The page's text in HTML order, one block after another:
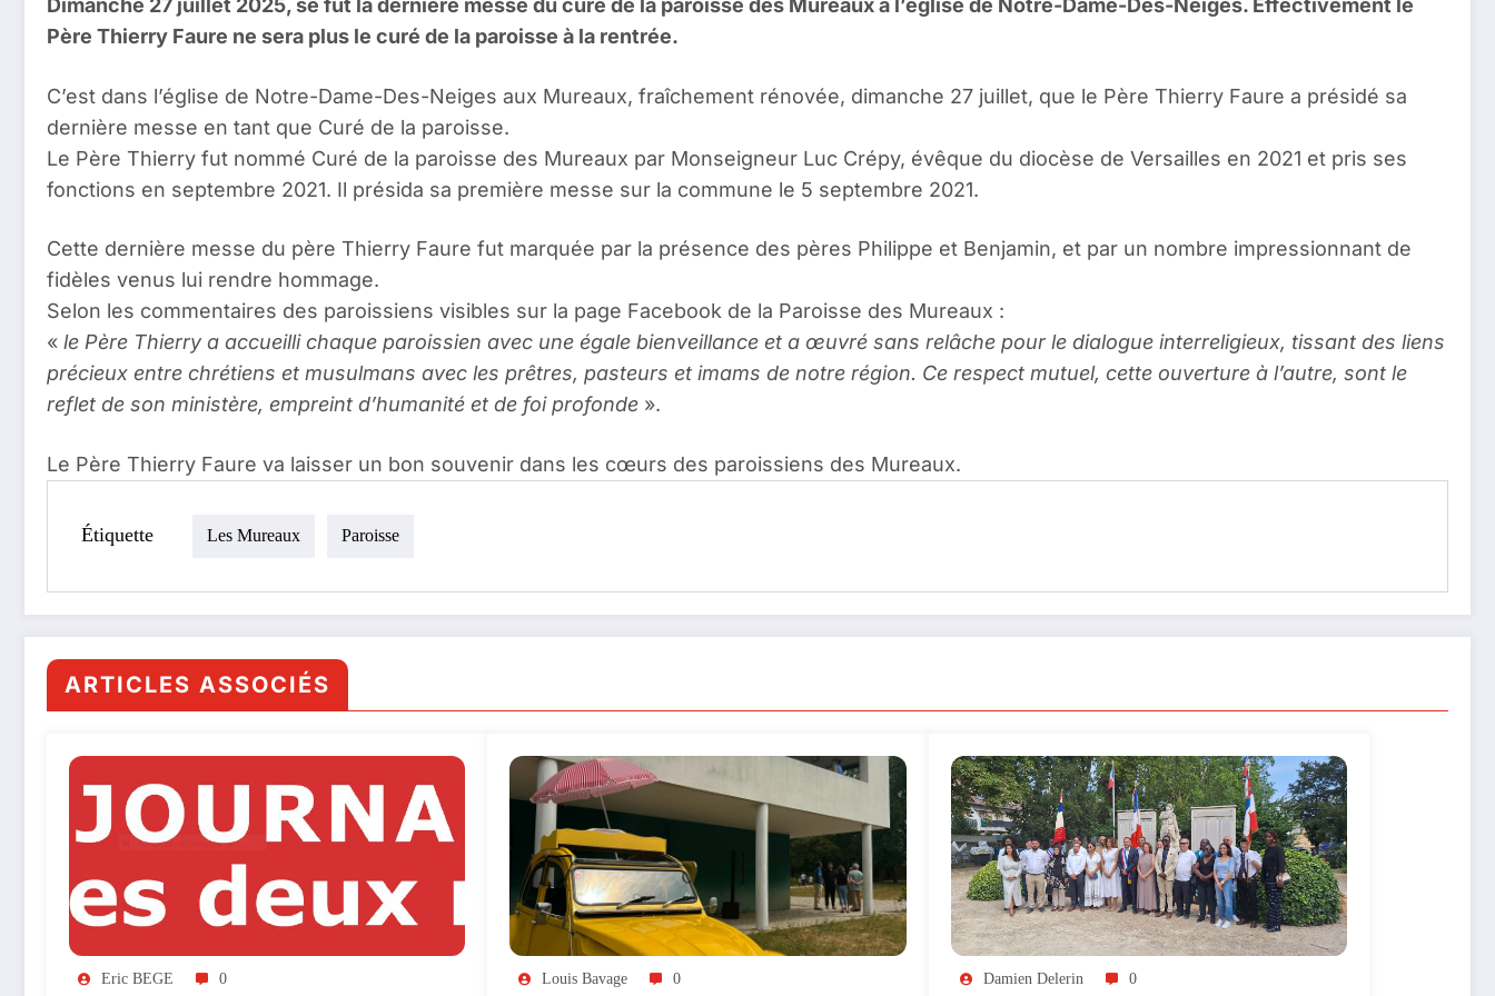
Dimanche 27 juillet 2025, se fut la dernière messe du curé de la paroisse des Mureaux à l’église de Notre-Dame-Des-Neiges. Effectivement le
Père Thierry Faure ne sera plus le curé de la paroisse à la rentrée.
C’est dans l’église de Notre-Dame-Des-Neiges aux Mureaux, fraîchement rénovée, dimanche 27 juillet, que le Père Thierry Faure a présidé sa
dernière messe en tant que Curé de la paroisse.
Le Père Thierry fut nommé Curé de la paroisse des Mureaux par Monseigneur Luc Crépy, évêque du diocèse de Versailles en 2021 et pris ses
fonctions en septembre 2021. Il présida sa première messe sur la commune le 5 septembre 2021.
Cette dernière messe du père Thierry Faure fut marquée par la présence des pères Philippe et Benjamin, et par un nombre impressionnant de
fidèles venus lui rendre hommage.
Selon les commentaires des paroissiens visibles sur la page Facebook de la Paroisse des Mureaux :
« le Père Thierry a accueilli chaque paroissien avec une égale bienveillance et a œuvré sans relâche pour le dialogue interreligieux, tissant des liens
précieux entre chrétiens et musulmans avec les prêtres, pasteurs et imams de notre région. Ce respect mutuel, cette ouverture à l’autre, sont le
reflet de son ministère, empreint d’humanité et de foi profonde ».
Le Père Thierry Faure va laisser un bon souvenir dans les cœurs des paroissiens des Mureaux.
Étiquette Les Mureaux Paroisse
ARTICLES ASSOCIÉS
Eric BEGE 0 Louis Bavage 0 Damien Delerin 0